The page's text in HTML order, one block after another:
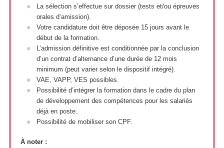
La sélection s’effectue sur dossier (tests et/ou épreuves
orales d’amission).
Votre candidature doit être déposée 15 jours avant le
début de la formation.
L’admission définitive est conditionnée par la conclusion
d’un contrat d’alternance d’une durée de 12 mois
minimum (peut varier selon le dispositif intégré).
VAE , VAPP, VES possibles.
Possibilité d’intégrer la formation dans le cadre du plan
de développement des compétences pour les salariés
déjà en poste.
Possibilité de mobiliser son CPF.
À noter :